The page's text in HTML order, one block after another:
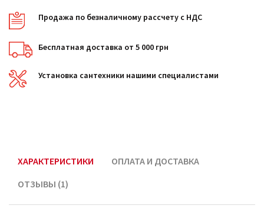
Продажа по безналичному рассчету с НДС
Бесплатная доставка от 5 000 грн
Установка сантехники нашими специалистами
ХАРАКТЕРИСТИКИ
ОПЛАТА И ДОСТАВКА
ОТЗЫВЫ (1)